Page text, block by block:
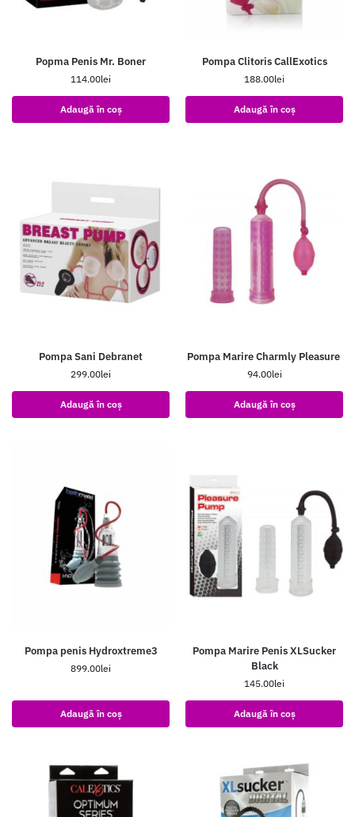
Popma Penis Mr. Boner
114.00lei
Adaugă în coș
Pompa Clitoris CallExotics
188.00lei
Adaugă în coș
Pompa Sani Debranet
299.00lei
Adaugă în coș
Pompa Marire Charmly Pleasure
94.00lei
Adaugă în coș
Pompa penis Hydroxtreme3
899.00lei
Adaugă în coș
Pompa Marire Penis XLSucker
Black
145.00lei
Adaugă în coș